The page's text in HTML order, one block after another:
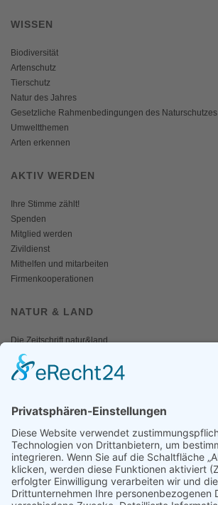
WISSEN
Biodiversität
Artenschutz
Tierschutz
Natur des Jahres
Gesetzliche Rahmenbedingungen des Naturschutzes
Umweltthemen
Arten erkennen
AKTIV WERDEN
Ihre Stimme zählt!
Spenden
Mitglied werden
Zivildienst
Mithelfen und mitarbeiten
Firmenkooperationen
NATUR & LAND
Die Zeitschrift natur&land
Archiv
Mediadaten
Fotos und Logos
Presseaussendungen
Presse
Presseinformationen abonnieren